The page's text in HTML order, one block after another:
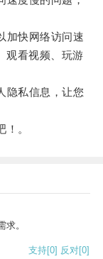
快网络访问速
观看视频、玩游
私信息，让您
。
。
支持[0] 反对[0]